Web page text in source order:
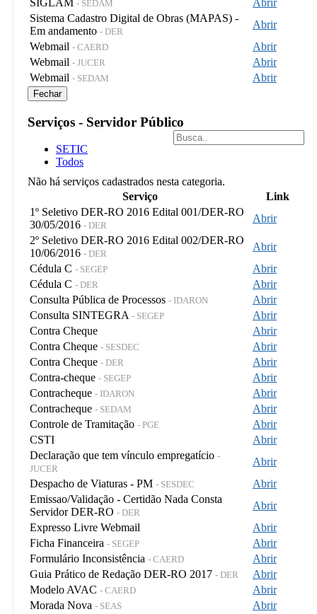
- SEDAM
Sistema Cadastro Digital de Obras (MAPAS) -
Em andamento - DER
Abrir
Webmail - CAERD
Abrir
Webmail - JUCER
Abrir
Webmail - SEDAM Abrir
Fechar
Serviços - Servidor Público
SETIC
Todos
Não há serviços cadastrados nesta categoria.
Serviço
Link
1º Seletivo DER-RO 2016 Edital 001/DER-RO
30/05/2016 - DER
Abrir
2º Seletivo DER-RO 2016 Edital 002/DER-RO
10/06/2016 - DER
Abrir
Cédula C - SEGEP
Abrir
Cédula C - DER
Abrir
Consulta Pública de Processos - IDARON
Abrir
Consulta SINTEGRA - SEGEP
Abrir
Contra Cheque
Abrir
Contra Cheque - SESDEC
Abrir
Contra Cheque - DER
Abrir
Contra-cheque - SEGEP
Abrir
Contracheque - IDARON
Abrir
Contracheque - SEDAM
Abrir
Controle de Tramitação - PGE
Abrir
CSTI
Abrir
Declaração que tem vínculo empregatício -
JUCER
Abrir
Despacho de Viaturas - PM - SESDEC
Abrir
Emissao/Validação - Certidão Nada Consta
Servidor DER-RO - DER
Abrir
Expresso Livre Webmail
Abrir
Ficha Financeira - SEGEP
Abrir
Formulário Inconsistência - CAERD
Abrir
Guia Prático de Redação DER-RO 2017 - DER
Abrir
Modelo AVAC - CAERD
Abrir
Morada Nova - SEAS
Abrir